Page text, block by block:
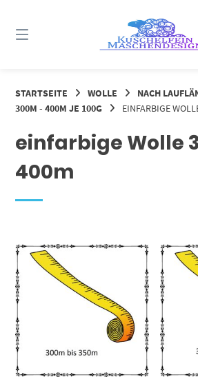
Inhalt
STARTSEITE WOLLE
NACH
300M - 400M JE 100G
EINFARBIGE
einfarbige Wolle
400m